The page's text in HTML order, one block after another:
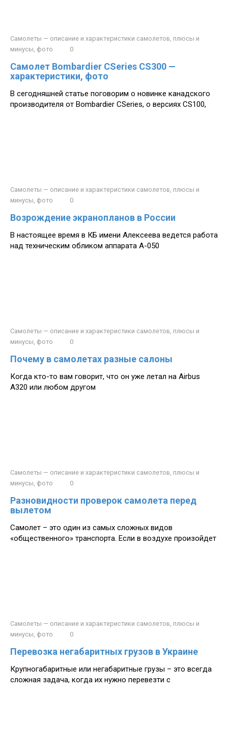
Самолеты — описание и характеристики самолетов, плюсы и
минусы, фото
0
Самолет Bombardier CSeries CS300 —
характеристики, фото
В сегодняшней статье поговорим о новинке канадского
производителя от Bombardier CSeries, о версиях CS100,
Самолеты — описание и характеристики самолетов, плюсы и
минусы, фото
0
Возрождение экранопланов в России
В настоящее время в КБ имени Алексеева ведется работа
над техническим обликом аппарата А-050
Самолеты — описание и характеристики самолетов, плюсы и
минусы, фото
0
Почему в самолетах разные салоны
Когда кто-то вам говорит, что он уже летал на Airbus
A320 или любом другом
Самолеты — описание и характеристики самолетов, плюсы и
минусы, фото
0
Разновидности проверок самолета перед
вылетом
Самолет – это один из самых сложных видов
«общественного» транспорта. Если в воздухе произойдет
Самолеты — описание и характеристики самолетов, плюсы и
минусы, фото
0
Перевозка негабаритных грузов в Украине
Крупногабаритные или негабаритные грузы – это всегда
сложная задача, когда их нужно перевезти с